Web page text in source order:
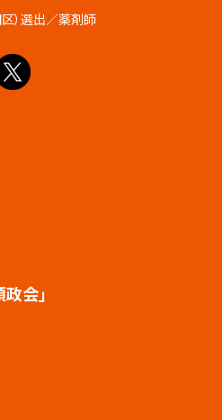
）選出／薬剤師
政会」